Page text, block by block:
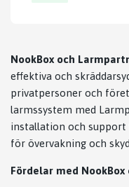
NookBox och
effektiva och
privatpersoner och
larmssystem med
installation och
för övervakning och
Fördelar med